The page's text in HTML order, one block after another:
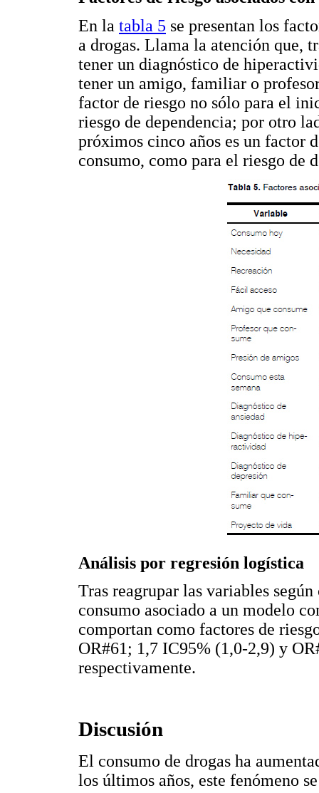
En la tabla 5 se presentan los
a drogas. Llama la atención que,
tener un diagnóstico de
tener un amigo, familiar o
factor de riesgo no sólo para el
riesgo de dependencia; por otro
próximos cinco años es un factor
consumo, como para el riesgo de
Análisis por regresión logística
Tras reagrupar las variables
consumo asociado a un modelo
comportan como factores de
OR#61; 1,7 IC95% (1,0-2,9) y
respectivamente.
Discusión
El consumo de drogas ha
los últimos años, este fenómeno